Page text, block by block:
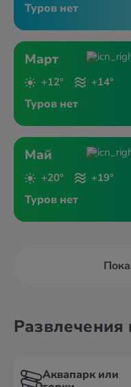
Туров нет
Март
+12° +14°
Туров нет
Май
+20° +19°
Туров нет
Развлечения
Аквапарк или